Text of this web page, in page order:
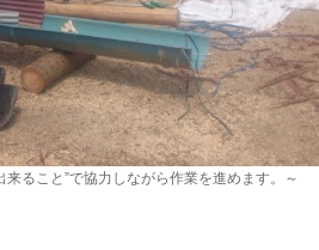
ること”で協力しながら作業を進めます。～